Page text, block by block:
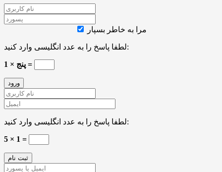
مرا به خاطر بسپار
لطفا پاسخ را به عدد انگلیسی وارد کنید:
پنج × 1 =
لطفا پاسخ را به عدد انگلیسی وارد کنید:
5 × 1 =